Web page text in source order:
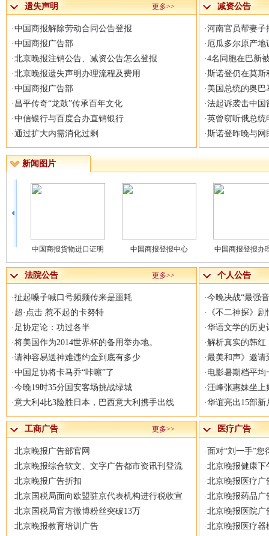
遗失声明 更多>>
·中国商报解除劳动合同公告登报
·中国商报广告部
·北京晚报注销公告、减资公告怎么登报
·北京晚报遗失声明办理流程及费用
·中国商报广告部
· 昌平传奇“龙鼓”传承百年文化
·中信银行与百度合办直销银行
·通过扩大内需消化过剩
减资公告
·河南官员帮妻子
· 厄瓜多尔原产
·4名同胞在巴新
·斯诺登仍在莫斯
· 美国总统的奥
·法起诉袭击中国
·英曾窃听俄总统
·斯诺登昨晚与网
新闻图片
中国商报货物进口证明 中国商报登报中心 中国商报登报办
法院公告 更多>>
·扯起嗓子喊口号频频传来是噩耗
· 超·点击 惹不起的卡努特
· 足协定论：功过各半
·将美国作为2014世界杯的备用举办地。
·请神容易送神难违约金到底有多少
·中国足协将卡马乔“咔嚓”了
·今晚19时35分国安客场挑战绿城
·意大利4比3险胜日本，巴西意大利携手出线
个人公告
·今晚决战“最强
·
《不二神探》
·华语文学的历史
·解析真实的韩红
·最美和声》邀请
· 电影暑期档平均
·汪峰张惠妹坐上
·华谊亮出15部新
工商广告 更多>>
·北京晚报广告部官网
·北京晚报综合软文、文字广告都市资讯刊登流
·北京晚报广告折扣
·北京国税局面向欧盟驻京代表机构进行税收宣
·北京国税局官方微博粉丝突破13万
·北京晚报教育培训广告
医疗广告
· 面对“刘一手”您
·北京晚报健康下
·北京晚报医疗广
·北京晚报药品广
·北京晚报医院广
·北京晚报医疗器